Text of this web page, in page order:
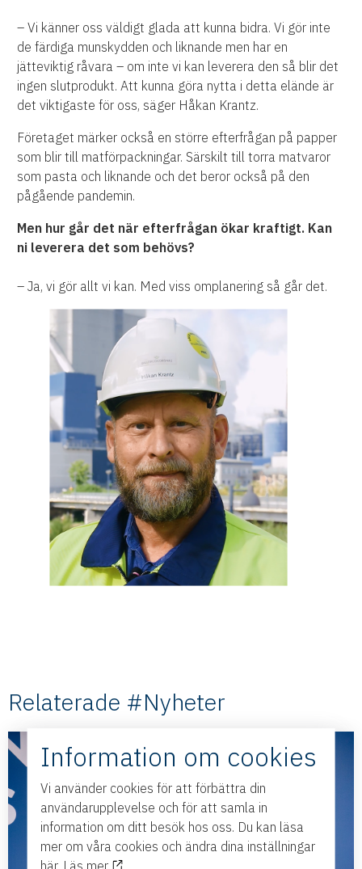
– Vi känner oss väldigt glada att kunna bidra. Vi gör inte
de färdiga munskydden och liknande men har en
jätteviktig råvara – om inte vi kan leverera den så blir det
ingen slutprodukt. Att kunna göra nytta i detta elände är
det viktigaste för oss, säger Håkan Krantz.
Företaget märker också en större efterfrågan på papper
som blir till matförpackningar. Särskilt till torra matvaror
som pasta och liknande och det beror också på den
pågående pandemin.
Men hur går det när efterfrågan ökar kraftigt. Kan
ni leverera det som behövs?
– Ja, vi gör allt vi kan. Med viss omplanering så går det.
Relaterade #Nyheter
Information om cookies
Vi använder cookies för att förbättra din
användarupplevelse och för att samla in
information om ditt besök hos oss. Du kan läsa
mer om våra cookies och ändra dina inställningar
här. Läs mer